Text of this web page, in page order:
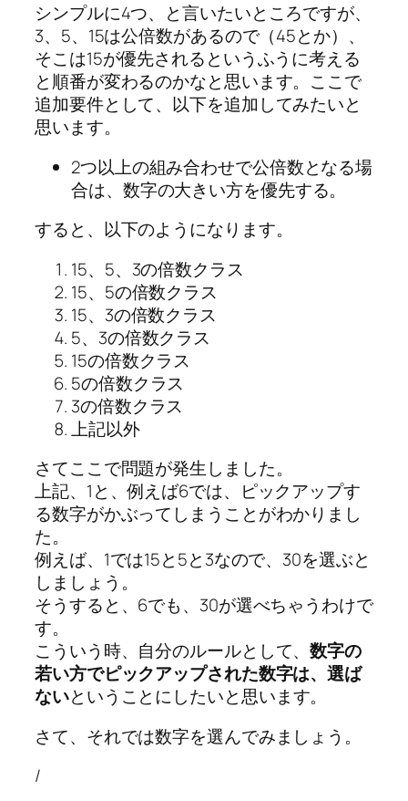
シンプルに4つ、と言いたいところですが、
3、5、15は公倍数があるので（45とか）、
そこは15が優先されるというふうに考える
と順番が変わるのかなと思います。ここで
追加要件として、以下を追加してみたいと
思います。
2つ以上の組み合わせで公倍数となる場
合は、数字の大きい方を優先する。
すると、以下のようになります。
15、5、3の倍数クラス
15、5の倍数クラス
15、3の倍数クラス
5、3の倍数クラス
15の倍数クラス
5の倍数クラス
3の倍数クラス
上記以外
さてここで問題が発生しました。
上記、1と、例えば6では、ピックアップす
る数字がかぶってしまうことがわかりまし
た。
例えば、1では15と5と3なので、30を選ぶと
しましょう。
そうすると、6でも、30が選べちゃうわけで
す。
こういう時、自分のルールとして、数字の
若い方でピックアップされた数字は、選ば
ないということにしたいと思います。
さて、それでは数字を選んでみましょう。
/